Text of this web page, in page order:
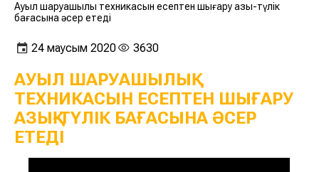
Ауыл шаруашылық техникасын есептен шығару азық-түлік
бағасына әсер етеді
24 маусым 2020 3630
АУЫЛ ШАРУАШЫЛЫҚ
ТЕХНИКАСЫН ЕСЕПТЕН ШЫҒАРУ
АЗЫҚ-ТҮЛІК БАҒАСЫНА ӘСЕР
ЕТЕДІ